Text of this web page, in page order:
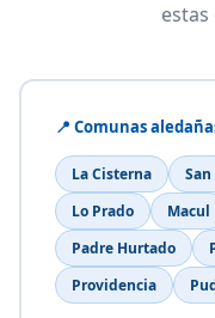
estas
📍 Comunas
La Cisterna
Lo Prado
Macul
Padre Hurtado
Providencia